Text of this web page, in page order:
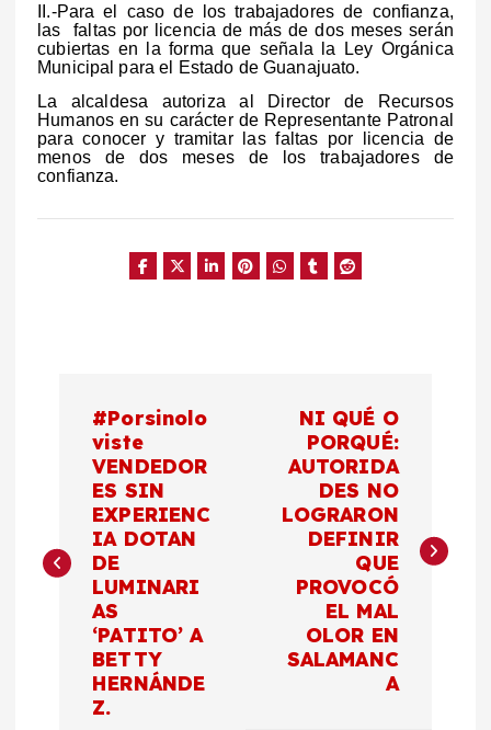
II.-Para el caso de los trabajadores de confianza,
las faltas por licencia de más de dos meses serán
cubiertas en la forma que señala la Ley Orgánica
Municipal para el Estado de Guanajuato.
La alcaldesa autoriza al Director de Recursos
Humanos en su carácter de Representante Patronal
para conocer y tramitar las faltas por licencia de
menos de dos meses de los trabajadores de
confianza.
e
#Porsinolo
viste
VENDEDOR
ES SIN
EXPERIENC
IA DOTAN
DE
LUMINARI
AS
‘PATITO’ A
BETTY
HERNÁNDE
Z.
NI QUÉ O
PORQUÉ:
AUTORIDA
DES NO
LOGRARON
DEFINIR
QUE
PROVOCÓ
EL MAL
OLOR EN
SALAMANC
A